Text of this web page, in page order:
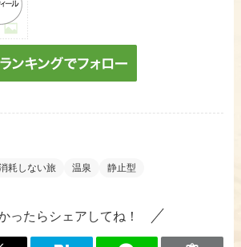
耗しない旅 温泉 静止型
ったらシェアしてね！